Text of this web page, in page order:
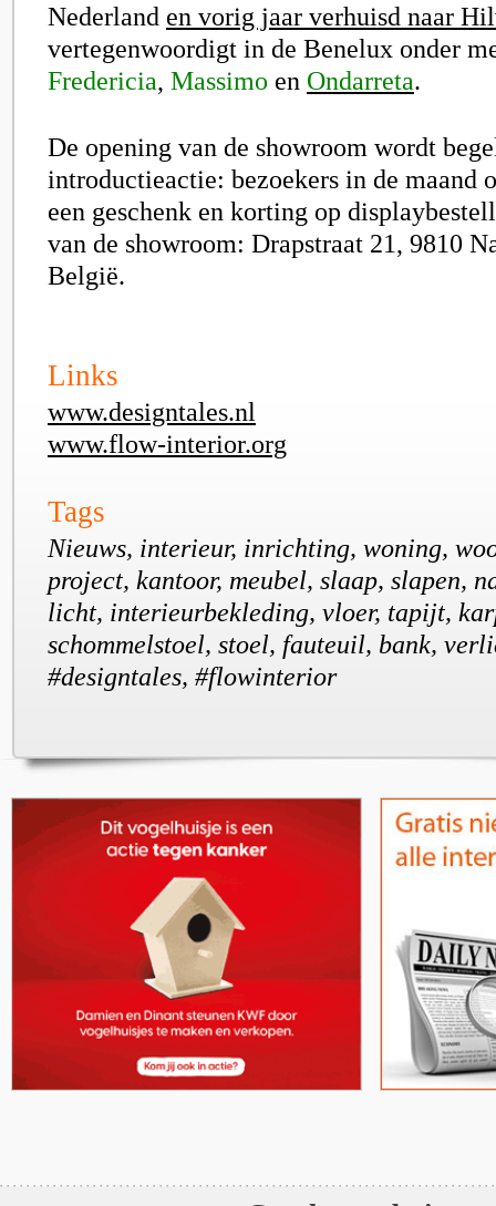
Nederland en vorig jaar verhuisd naar
vertegenwoordigt in de Benelux onder
Fredericia, Massimo en Ondarreta.
De opening van de showroom wordt
introductieactie: bezoekers in de maand
een geschenk en korting op
van de showroom: Drapstraat 21, 9810
België.
Links
www.designtales.nl
www.flow-interior.org
Tags
Nieuws, interieur, inrichting, woning,
project, kantoor, meubel, slaap, slapen,
licht, interieurbekleding, vloer, tapijt,
schommelstoel, stoel, fauteuil, bank,
#designtales, #flowinterior